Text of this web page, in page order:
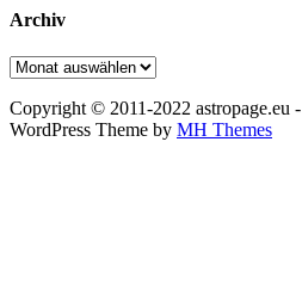
Archiv
Archiv
Copyright © 2011-2022 astropage.eu -
WordPress Theme by MH Themes